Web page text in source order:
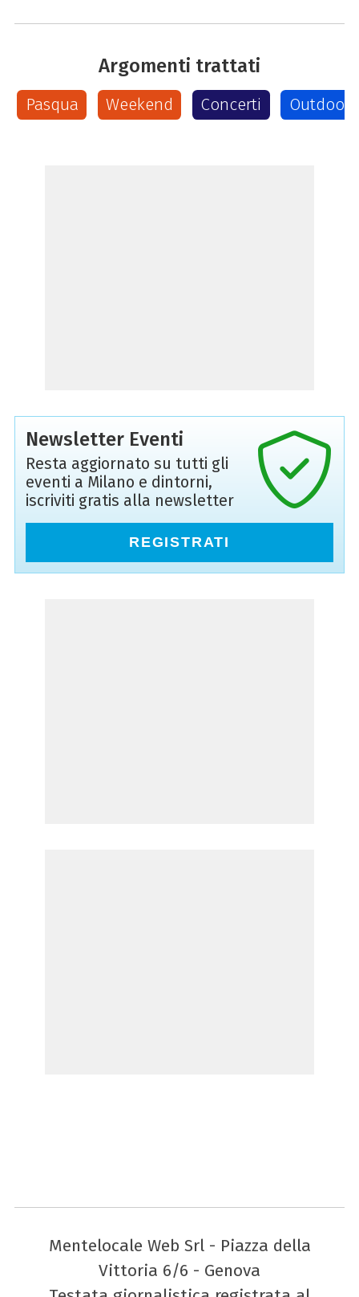
Argomenti trattati
Pasqua Weekend Concerti Outdoor
Newsletter Eventi
Resta aggiornato su tutti gli
eventi a Milano e dintorni,
iscriviti gratis alla newsletter
REGISTRATI
Mentelocale Web Srl - Piazza della
Vittoria 6/6 - Genova